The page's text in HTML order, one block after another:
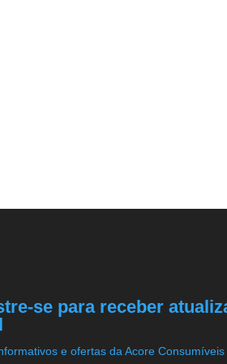
se para receber
e ofertas da Acore Consumíveis